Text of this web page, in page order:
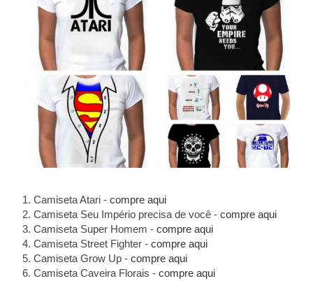
1. Camiseta Atari - compre aqui
2. Camiseta Seu Império precisa de você - compre aqui
3. Camiseta Super Homem - compre aqui
4. Camiseta Street Fighter - compre aqui
5. Camiseta Grow Up - compre aqui
6. Camiseta Caveira Florais - compre aqui